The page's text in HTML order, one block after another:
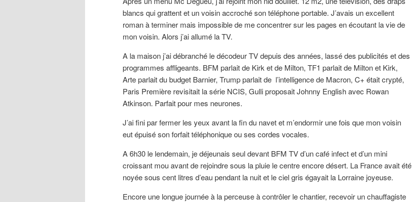
blancs qui grattent et un voisin accroché son téléphone portable. J’avais un excellent
roman à terminer mais impossible de me concentrer sur les pages en écoutant la vie de
mon voisin. Alors j’ai allumé la TV.
A la maison j’ai débranché le décodeur TV depuis des années, lassé des publicités et des
programmes affligeants. BFM parlait de Kirk et de Milton, TF1 parlait de Milton et Kirk,
Arte parlait du budget Barnier, Trump parlait de l’intelligence de Macron, C+ était crypté,
Paris Première revisitait la série NCIS, Gulli proposait Johnny English avec Rowan
Atkinson. Parfait pour mes neurones.
J’ai fini par fermer les yeux avant la fin du navet et m’endormir une fois que mon voisin
eut épuisé son forfait téléphonique ou ses cordes vocales.
A 6h30 le lendemain, je déjeunais seul devant BFM TV d’un café infect et d’un mini
croissant mou avant de rejoindre sous la pluie le centre encore désert. La France avait été
noyée sous cent litres d’eau pendant la nuit et le ciel gris égayait la Lorraine joyeuse.
Encore une longue journée à la perceuse à contrôler le chantier, recevoir un chauffagiste